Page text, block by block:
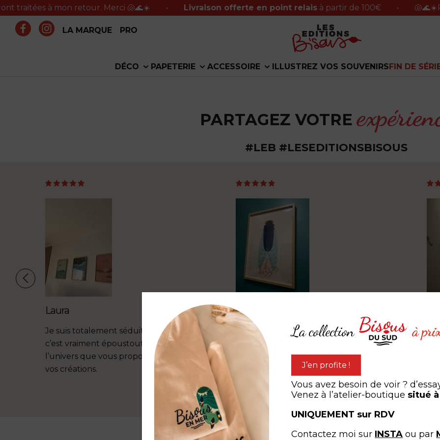
à mon retour. Merci 🐚🌊☀️ Livraison offerte en point relaisà partir de 100€
LA MARQUE PRO
DÉCO PAPETERIE ACCESSOIRE ILLUSTREZ VOS SOUVENIRSFIN DE
PARTAGEZ VOTRE
#LEB #LESEDITIONSBISOUS
Laura
Je suis totalement séduite par vos créations,
c’est vraiment époustouflant ! J’adore
l’univers que vous proposé et la douceur de
vos créations.
Amélie Grimaldi
Très beau graphismeLa collection à
J’en profite !
Vous avez besoin de voir ?
Venez à l’atelier-boutique situé
UNIQUEMENT sur RDV
Contactez moi sur INSTA ou par